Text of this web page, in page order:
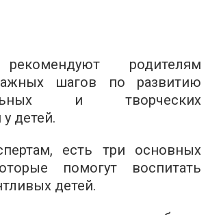
родителям
шагов по развитию
и творческих
детей.
есть три основных
помогут воспитать
детей.